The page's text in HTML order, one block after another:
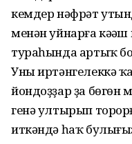
кемдер нәфрәт
менән уйнарға
тураһында артыҡ
Уны иртәнгелеккә
йондоҙҙар ҙа бөгөн
генә ултырып
иткәндә һаҡ